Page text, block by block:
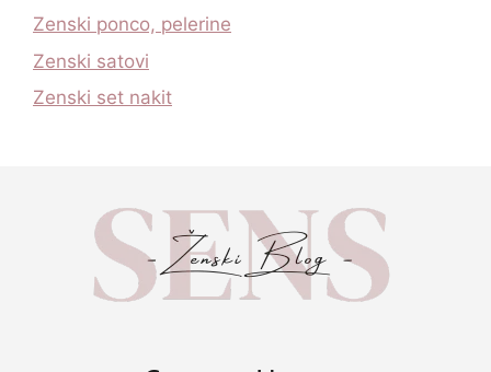
Zenski ponco, pelerine
Zenski satovi
Zenski set nakit